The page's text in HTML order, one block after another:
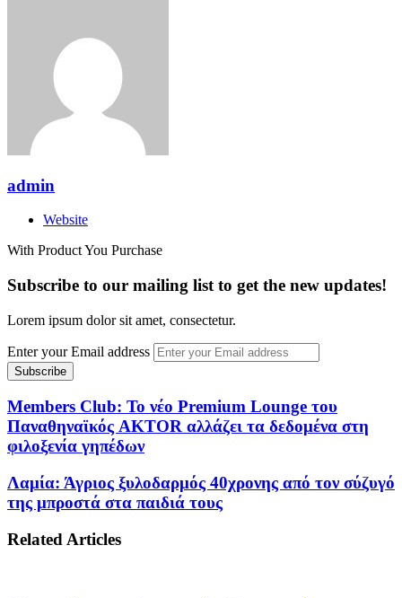
admin
Website
With Product You Purchase
Subscribe to our mailing list to get the new updates!
Lorem ipsum dolor sit amet, consectetur.
Enter your Email address
Members Club: Το νέο Premium Lounge του
Παναθηναϊκός AKTOR αλλάζει τα δεδομένα στη
φιλοξενία γηπέδων
Λαμία: Άγριος ξυλοδαρμός 40χρονης από τον σύζυγό
της μπροστά στα παιδιά τους
Related Articles